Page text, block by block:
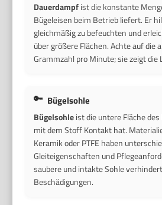
Dauerdampfist die konstante
Bügeleisen beim Betrieb liefert. Er
gleichmäßig zu befeuchten und
über größere Flächen. Achte auf die
Grammzahl pro Minute; sie zeigt die
Bügelsohle
Bügelsohleist die untere Fläche
mit dem Stoff Kontakt hat.
Keramik oder PTFE haben
Gleiteigenschaften und
saubere und intakte Sohle
Beschädigungen.